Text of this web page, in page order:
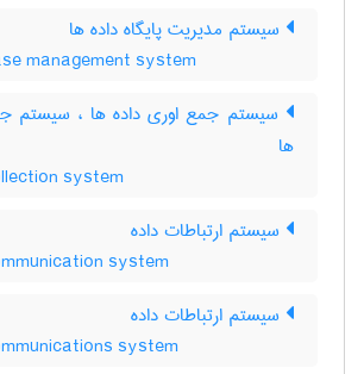
سیستم مدیریت پایگاه داده ها
management system
سیستم جمع اوری داده ها ، سیستم
ها
system
سیستم ارتباطات داده
system
سیستم ارتباطات داده
system